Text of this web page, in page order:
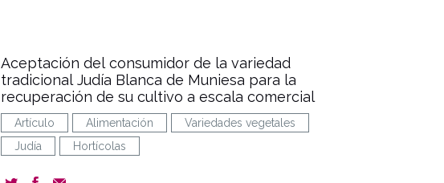
Aceptación del consumidor de la variedad
tradicional Judía Blanca de Muniesa para la
recuperación de su cultivo a escala comercial
Artículo Alimentación
Variedades vegetales
Judía
Hortícolas